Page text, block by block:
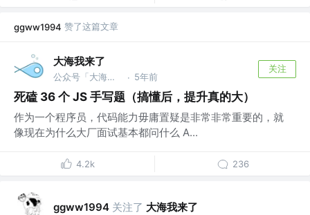
ggww1994 赞了这篇文章
大海我来了
公众号「大海我来了」 @bm · 5年前
关注
死磕 36 个 JS 手写题（搞懂后，提升真的大）
作为一个程序员，代码能力毋庸置疑是非常非常重要的，就
像现在为什么大厂面试基本都问什么 A...
4.2k 236
ggww1994 关注了 大海我来了